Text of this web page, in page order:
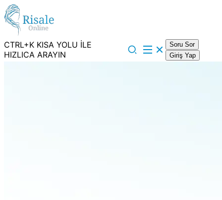
CTRL+K KISA YOLU İLE
HIZLICA ARAYIN
Soru Sor
Giriş Yap